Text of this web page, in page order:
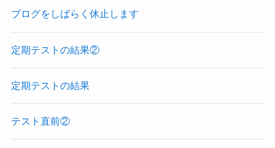
ブログをしばらく休止します
定期テストの結果②
定期テストの結果
テスト直前②